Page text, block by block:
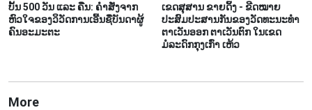
ບັ້ນ 500 ວັນ ແລະ ຄືນ: ຄຳສັ່ງຈາກ
ຫົວໃຈຂອງວິວັດການເອີ້ນຊື່ບັນດາຜູ້
ຄົນອະມະຕະ
ເຂດສຸສານ ຂາຍດິ້ງ - ຂີດໝາຍ
ປະສົມປະສານກັນຂອງວັດທະນະທຳ
ຕາເວັນອອກ ຕາເວັນຕົກ ໃນເຂດ
ມໍລະດົກກຸງເກົ່າ ເຫ້ວ
More